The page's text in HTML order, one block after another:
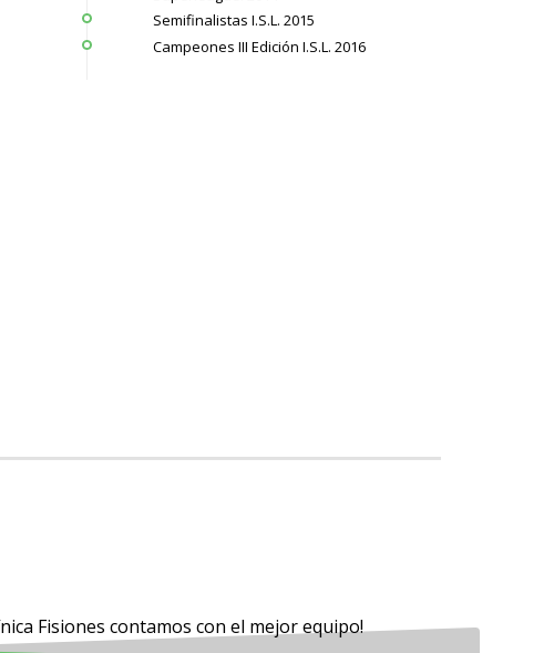
Semifinalistas I.S.L. 2015
Campeones III Edición I.S.L. 2016
Fisiones contamos con el mejor equipo!